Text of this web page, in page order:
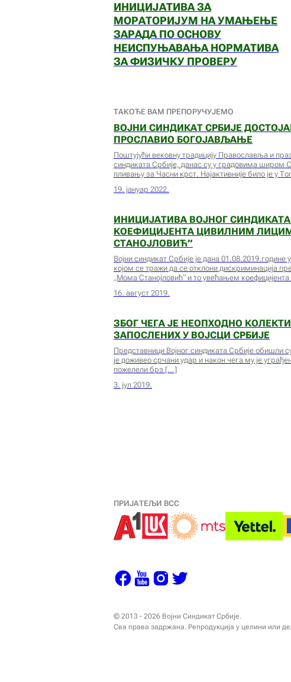
ИНИЦИЈАТИВА ЗА
МОРАТОРИЈУМ НА УМАЊЕЊЕ
ЗАРАДА ПО ОСНОВУ
НЕИСПУЊАВАЊА НОРМАТИВА
ЗА ФИЗИЧКУ ПРОВЕРУ
ТАКОЂЕ ВАМ ПРЕПОРУЧУЈЕМО
ВОЈНИ СИНДИКАТ СРБИЈЕ
ПРОСЛАВИО БОГОЈАВЉАЊЕ
Поштујући вековну традицију Православља и
синдиката Србије, данас су у градовима широм
пливању за Часни крст. Најактивније било је у
19. јануар 2022.
ИНИЦИЈАТИВА ВОЈНОГ
КОЕФИЦИЈЕНТА ЦИВИЛНИМ
СТАНОЈЛОВИЋ”
Војни синдикат Србије је дана
којом се тражи да се отклони дискриминација
„Мома Станојловић“ и то увећањем коефицијента
16. август 2019.
ЗБОГ ЧЕГА ЈЕ НЕОПХОДНО
ЗАПОСЛЕНИХ У ВОЈСЦИ СРБИЈЕ
Представници Војног синдиката Србије обишли
је доживео срчани удар и након чега му је
пожелели брз
3. јул 2019.
ПРИЈАТЕЉИ ВСС
© 2013 - 2026 Војни Синдикат Србије.
Сва права задржана. Репродукција у целини или